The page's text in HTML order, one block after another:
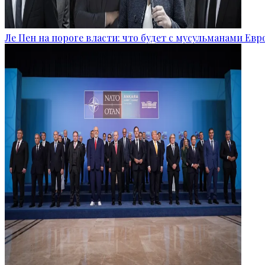
Ле Пен на пороге власти: что будет с мусульманами